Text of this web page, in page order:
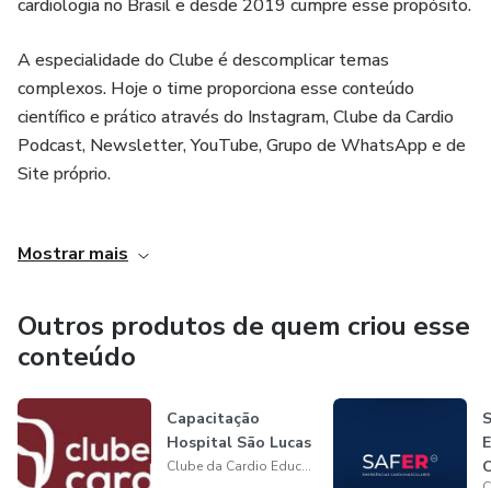
cardiologia no Brasil e desde 2019 cumpre esse propósito.
A especialidade do Clube é descomplicar temas
complexos. Hoje o time proporciona esse conteúdo
científico e prático através do Instagram, Clube da Cardio
Podcast, Newsletter, YouTube, Grupo de WhatsApp e de
Site próprio.
são sólidas: siga seu propósito e a certeza do caminho
chegar em algum lugar, mas acompanhado você vai muito
mais longe; foco e determinação são duas palavras que
geram uma combinação extraordinária de resultados;
inovação e criatividade são os combustíveis do Clube da
Cardio.
“Trabalhar duro por algo que não nos importa chama-se
Mostrar mais
Outros produtos de quem criou esse
conteúdo
Capacitação
Hospital São Lucas
Clube da Cardio Educação em Saúde Ltda